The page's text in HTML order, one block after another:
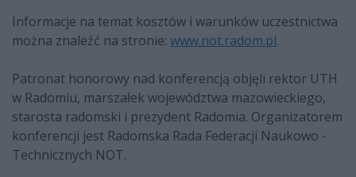
Informacje na temat kosztów i warunków uczestnictwa
można znaleźć na stronie: www.not.radom.pl.
Patronat honorowy nad konferencją objęli rektor UTH
w Radomiu, marszałek województwa mazowieckiego,
starosta radomski i prezydent Radomia. Organizatorem
konferencji jest Radomska Rada Federacji Naukowo -
Technicznych NOT.